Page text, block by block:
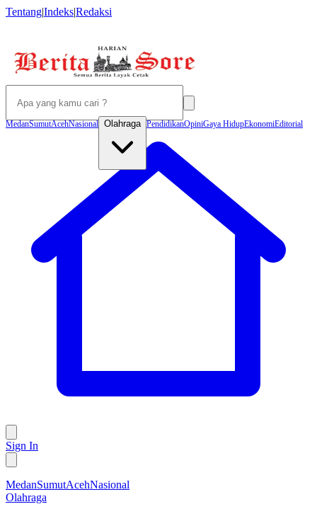
Tentang|Indeks|Redaksi
MedanSumutAcehNasional Olahraga PendidikanOpiniGaya HidupEkonomiEditorial
Sign In
MedanSumutAcehNasional
Olahraga